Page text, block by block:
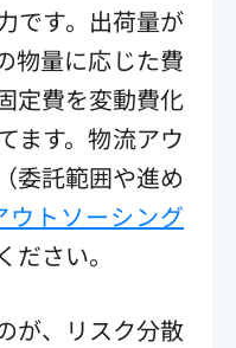
です。出荷量が
物量に応じた費
定費を変動費化
ます。物流アウ
委託範囲や進め
ウトソーシング
さい。
が、リスク分散